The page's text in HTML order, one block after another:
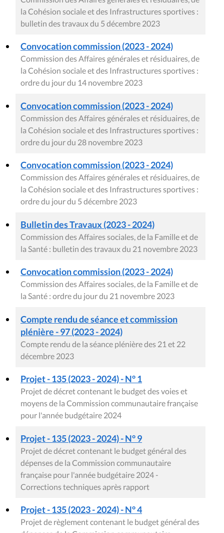
la Cohésion sociale et des Infrastructures sportives :
bulletin des travaux du 5 décembre 2023
Convocation commission (2023 - 2024)
Commission des Affaires générales et résiduaires, de
la Cohésion sociale et des Infrastructures sportives :
ordre du jour du 14 novembre 2023
Convocation commission (2023 - 2024)
Commission des Affaires générales et résiduaires, de
la Cohésion sociale et des Infrastructures sportives :
ordre du jour du 28 novembre 2023
Convocation commission (2023 - 2024)
Commission des Affaires générales et résiduaires, de
la Cohésion sociale et des Infrastructures sportives :
ordre du jour du 5 décembre 2023
Bulletin des Travaux (2023 - 2024)
Commission des Affaires sociales, de la Famille et de
la Santé : bulletin des travaux du 21 novembre 2023
Convocation commission (2023 - 2024)
Commission des Affaires sociales, de la Famille et de
la Santé : ordre du jour du 21 novembre 2023
Compte rendu de séance et commission
plénière - 97 (2023 - 2024)
Compte rendu de la séance plénière des 21 et 22
décembre 2023
Projet - 135 (2023 - 2024) - N° 1
Projet de décret contenant le budget des voies et
moyens de la Commission communautaire française
pour l'année budgétaire 2024
Projet - 135 (2023 - 2024) - N° 9
Projet de décret contenant le budget général des
dépenses de la Commission communautaire
française pour l'année budgétaire 2024 -
Corrections techniques après rapport
Projet - 135 (2023 - 2024) - N° 4
Projet de règlement contenant le budget général des